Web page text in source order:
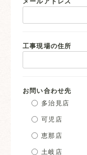
工事現場の住所
お問い合わせ先
多治見店
可児店
恵那店
土岐店